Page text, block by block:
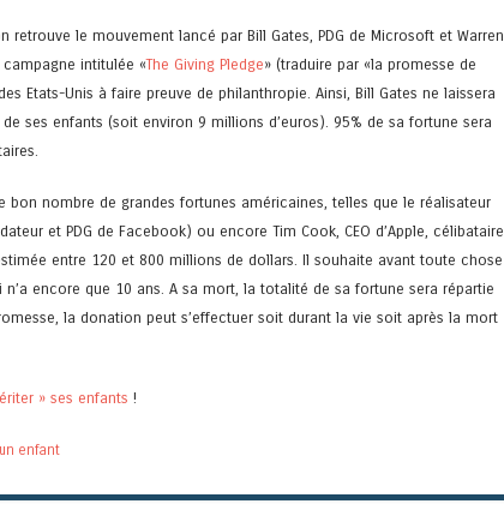
retrouve le mouvement lancé par Bill Gates, PDG de Microsoft et Warren
intitulée «The Giving Pledge» (traduire par «la promesse de
Etats-Unis à faire preuve de philanthropie. Ainsi, Bill Gates ne laissera
ses enfants (soit environ 9 millions d’euros). 95% de sa fortune sera
bon nombre de grandes fortunes américaines, telles que le réalisateur
et PDG de Facebook) ou encore Tim Cook, CEO d’Apple, célibataire
entre 120 et 800 millions de dollars. Il souhaite avant toute chose
encore que 10 ans. A sa mort, la totalité de sa fortune sera répartie
la donation peut s’effectuer soit durant la vie soit après la mort
» ses enfants !
enfant